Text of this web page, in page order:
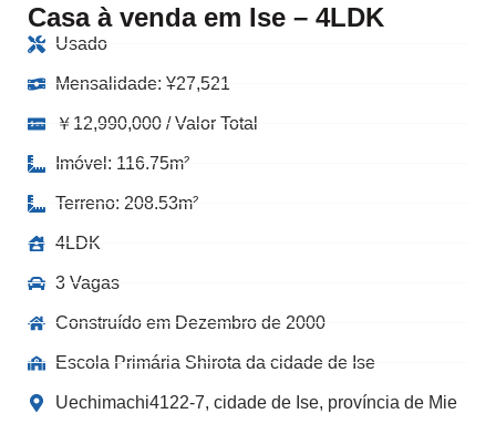
Casa à venda em Ise – 4LDK
Usado
Mensalidade: ¥27,521
￥12,990,000 / Valor Total
Imóvel: 116.75m²
Terreno: 208.53m²
4LDK
3 Vagas
Construído em Dezembro de 2000
Escola Primária Shirota da cidade de Ise
Uechimachi4122-7, cidade de Ise, província de Mie